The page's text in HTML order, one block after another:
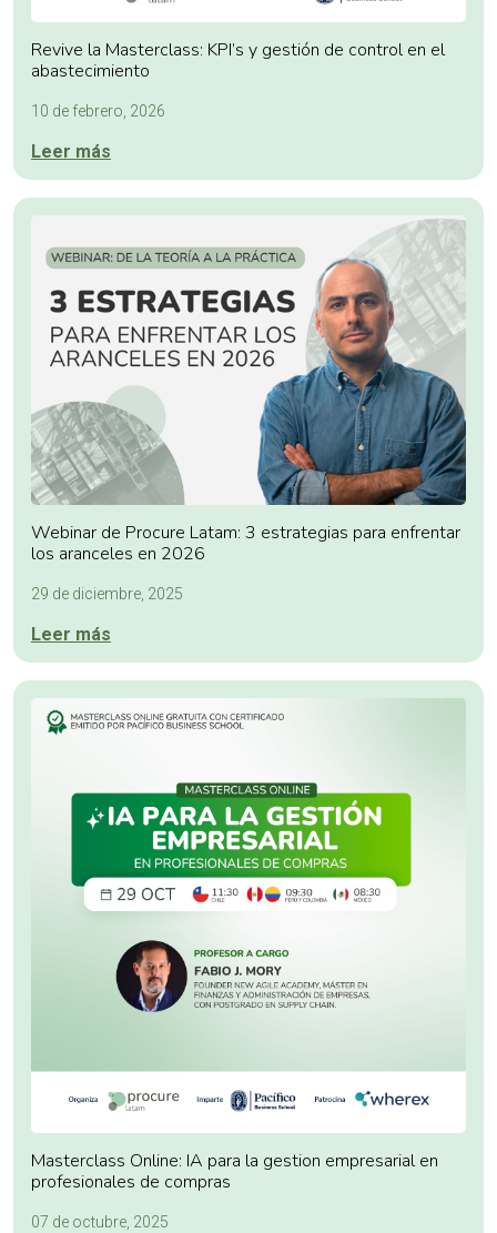
Revive la Masterclass: KPI’s y gestión de control en el
abastecimiento
10 de febrero, 2026
Leer más
Webinar de Procure Latam: 3 estrategias para enfrentar
los aranceles en 2026
29 de diciembre, 2025
Leer más
Masterclass Online: IA para la gestion empresarial en
profesionales de compras
07 de octubre, 2025